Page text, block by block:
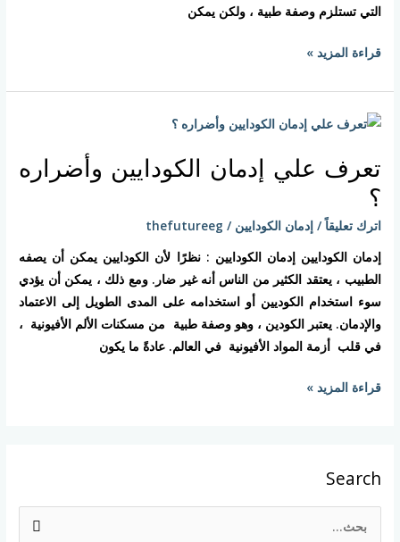
التي تستلزم وصفة طبية ، ولكن يمكن
قراءة المزيد »
تعرف علي إدمان الكودايين وأضراره
؟
اترك تعليقاً /إدمان الكودايين /
thefutureeg
إدمان الكودايين إدمان الكودايين : نظرًا لأن الكودايين يمكن أن يصفه
الطبيب ، يعتقد الكثير من الناس أنه غير ضار. ومع ذلك ، يمكن أن يؤدي
سوء استخدام الكوديين أو استخدامه على المدى الطويل إلى الاعتماد
والإدمان. يعتبر الكودين ، وهو وصفة طبية من مسكنات الألم الأفيونية ،
في قلب أزمة المواد الأفيونية في العالم. عادةً ما يكون
تعرف
إدمان
الكودايين
وأضراره
؟
قراءة المزيد »
Search